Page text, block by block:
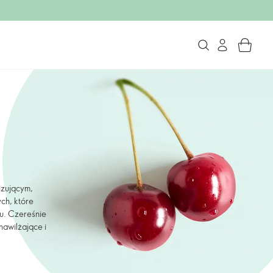
które
Czereśnie
i